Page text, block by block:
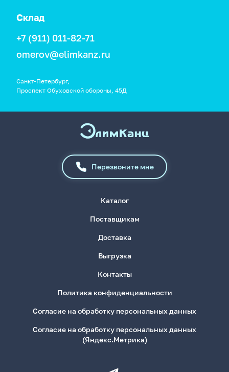
Склад
+7 (911) 011-82-71
omerov@elimkanz.ru
Санкт-Петербург,
Проспект Обуховской обороны, 45Д
Перезвоните мне
Каталог
Поставщикам
Доставка
Выгрузка
Контакты
Политика конфиденциальности
Согласие на обработку персональных данных
Согласие на обработку персональных данных
(Яндекс.Метрика)